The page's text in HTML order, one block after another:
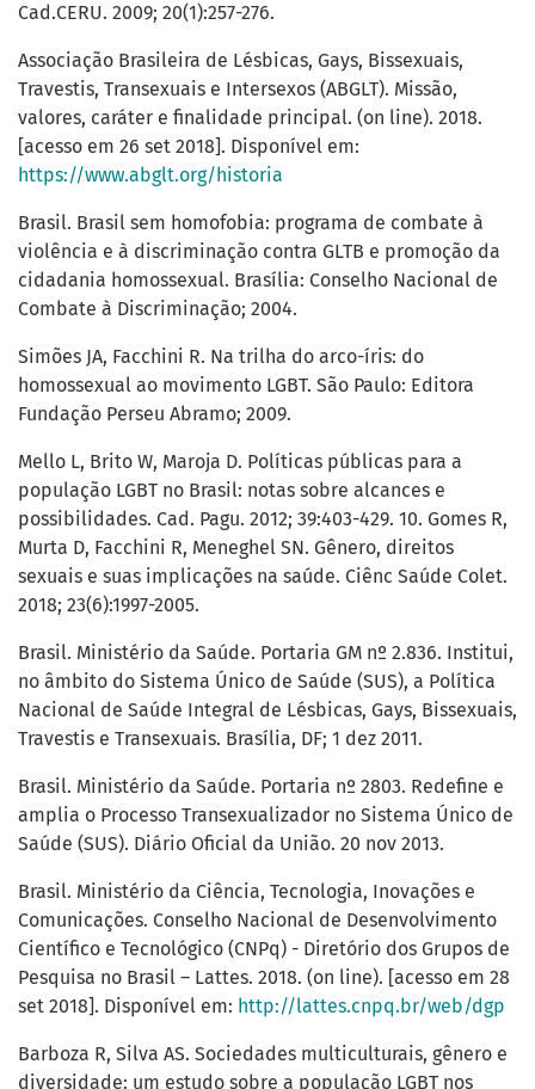
Cad.CERU. 2009; 20(1):257-276.
Associação Brasileira de Lésbicas, Gays, Bissexuais,
Travestis, Transexuais e Intersexos (ABGLT). Missão,
valores, caráter e finalidade principal. (on line). 2018.
[acesso em 26 set 2018]. Disponível em:
https://www.abglt.org/historia
Brasil. Brasil sem homofobia: programa de combate à
violência e à discriminação contra GLTB e promoção da
cidadania homossexual. Brasília: Conselho Nacional de
Combate à Discriminação; 2004.
Simões JA, Facchini R. Na trilha do arco-íris: do
homossexual ao movimento LGBT. São Paulo: Editora
Fundação Perseu Abramo; 2009.
Mello L, Brito W, Maroja D. Políticas públicas para a
população LGBT no Brasil: notas sobre alcances e
possibilidades. Cad. Pagu. 2012; 39:403-429. 10. Gomes R,
Murta D, Facchini R, Meneghel SN. Gênero, direitos
sexuais e suas implicações na saúde. Ciênc Saúde Colet.
2018; 23(6):1997-2005.
Brasil. Ministério da Saúde. Portaria GM nº 2.836. Institui,
no âmbito do Sistema Único de Saúde (SUS), a Política
Nacional de Saúde Integral de Lésbicas, Gays, Bissexuais,
Travestis e Transexuais. Brasília, DF; 1 dez 2011.
Brasil. Ministério da Saúde. Portaria nº 2803. Redefine e
amplia o Processo Transexualizador no Sistema Único de
Saúde (SUS). Diário Oficial da União. 20 nov 2013.
Brasil. Ministério da Ciência, Tecnologia, Inovações e
Comunicações. Conselho Nacional de Desenvolvimento
Científico e Tecnológico (CNPq) - Diretório dos Grupos de
Pesquisa no Brasil – Lattes. 2018. (on line). [acesso em 28
set 2018]. Disponível em: http://lattes.cnpq.br/web/dgp
Barboza R, Silva AS. Sociedades multiculturais, gênero e
diversidade: um estudo sobre a população LGBT nos